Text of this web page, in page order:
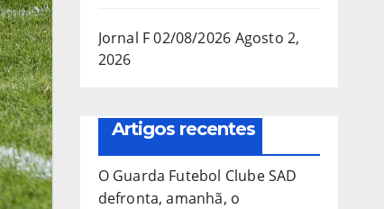
Jornal F 02/08/2026 Agosto 2,
2026
Artigos recentes
O Guarda Futebol Clube SAD
defronta, amanhã, o